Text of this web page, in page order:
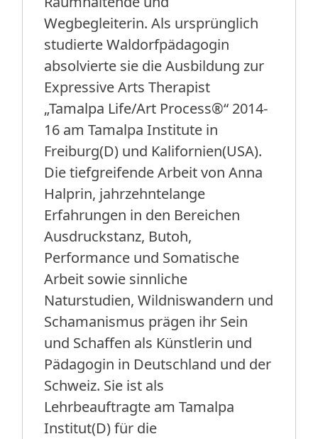
Wegbegleiterin. Als ursprünglich
studierte Waldorfpädagogin
absolvierte sie die Ausbildung zur
Expressive Arts Therapist
„Tamalpa Life/Art Process®“ 2014-
16 am Tamalpa Institute in
Freiburg(D) und Kalifornien(USA).
Die tiefgreifende Arbeit von Anna
Halprin, jahrzehntelange
Erfahrungen in den Bereichen
Ausdruckstanz, Butoh,
Performance und Somatische
Arbeit sowie sinnliche
Naturstudien, Wildniswandern und
Schamanismus prägen ihr Sein
und Schaffen als Künstlerin und
Pädagogin in Deutschland und der
Schweiz. Sie ist als
Lehrbeauftragte am Tamalpa
Institut(D) für die